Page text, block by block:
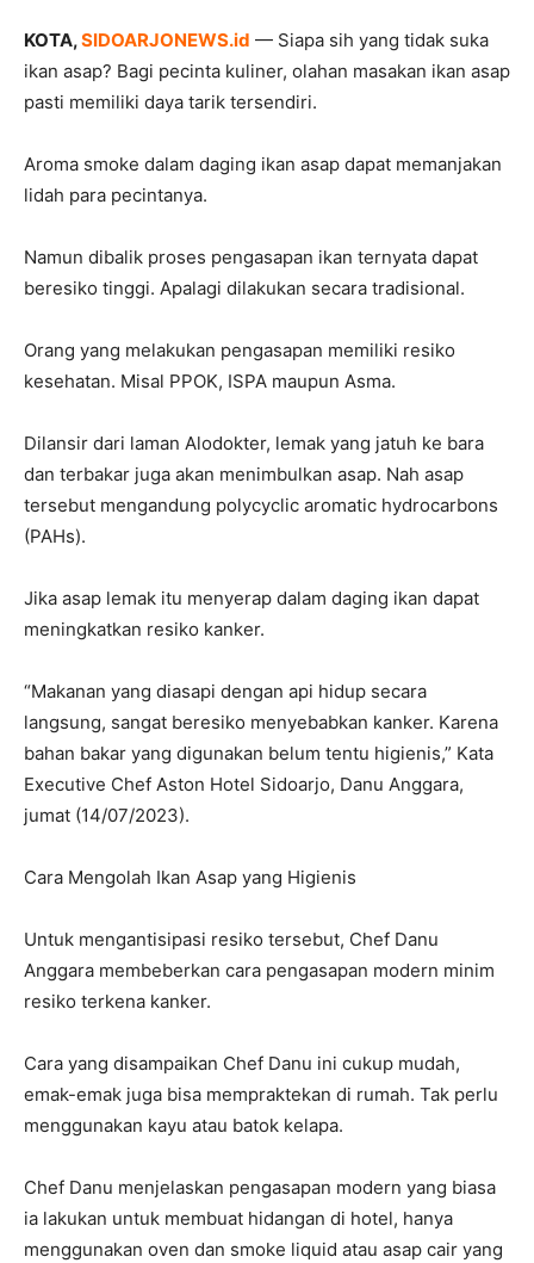
KOTA,SIDOARJONEWS.id — Siapa sih yang tidak suka
ikan asap? Bagi pecinta kuliner, olahan masakan ikan asap
pasti memiliki daya tarik tersendiri.
Aroma smoke dalam daging ikan asap dapat memanjakan
lidah para pecintanya.
Namun dibalik proses pengasapan ikan ternyata dapat
beresiko tinggi. Apalagi dilakukan secara tradisional.
Orang yang melakukan pengasapan memiliki resiko
kesehatan. Misal PPOK, ISPA maupun Asma.
Dilansir dari laman Alodokter, lemak yang jatuh ke bara
dan terbakar juga akan menimbulkan asap. Nah asap
tersebut mengandung polycyclic aromatic hydrocarbons
(PAHs).
Jika asap lemak itu menyerap dalam daging ikan dapat
meningkatkan resiko kanker.
“Makanan yang diasapi dengan api hidup secara
langsung, sangat beresiko menyebabkan kanker. Karena
bahan bakar yang digunakan belum tentu higienis,” Kata
Executive Chef Aston Hotel Sidoarjo, Danu Anggara,
jumat (14/07/2023).
Cara Mengolah Ikan Asap yang Higienis
Untuk mengantisipasi resiko tersebut, Chef Danu
Anggara membeberkan cara pengasapan modern minim
resiko terkena kanker.
Cara yang disampaikan Chef Danu ini cukup mudah,
emak-emak juga bisa mempraktekan di rumah. Tak perlu
menggunakan kayu atau batok kelapa.
Chef Danu menjelaskan pengasapan modern yang biasa
ia lakukan untuk membuat hidangan di hotel, hanya
menggunakan oven dan smoke liquid atau asap cair yang